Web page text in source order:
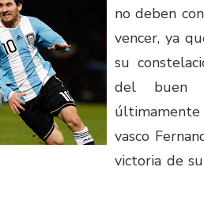
no deben
vencer, ya
su
del buen
vasco
victoria de